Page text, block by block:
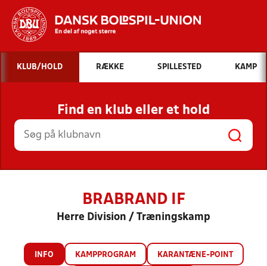
Hvad vil du søge efter?
INDHOLD OG NYHEDER
STILLINGER, RESULTATER, KLUBBER OG
HOLD
KLUB/HOLD RÆKKE SPILLESTED KAMP
Find en klub eller et hold
BRABRAND IF
Herre Division / Træningskamp
INFO KAMPPROGRAM KARANTÆNE-POINT